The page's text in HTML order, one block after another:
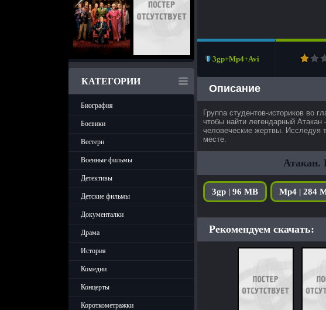
КАТЕГОРИИ
Биография
Боевики
Вестерн
Военные фильмы
Детективы
Детские фильмы
Документалки
Драма
История
Комедии
Концерты
Короткометражки
3gp+Mp4+Avi
Описание
Группа студентов-историков во
чтобы найти легендарный
человеческие жертвы. Исследуя
месте.
Атакан.
3gp | 96 MB Mp4 | 284
Рекомендуем скачать: